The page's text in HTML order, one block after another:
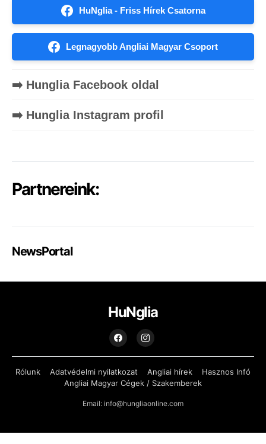
HuNglia - Friss Hírek Csatorna
Legnagyobb Angliai Magyar Csoport
➡️ Hunglia Facebook oldal
➡️ Hunglia Instagram profil
Partnereink:
NewsPortal
HuNglia
Rólunk Adatvédelmi nyilatkozat Angliai hírek
Hasznos Infó
Angliai Magyar Cégek / Szakemberek
Email: info@hungliaonline.com